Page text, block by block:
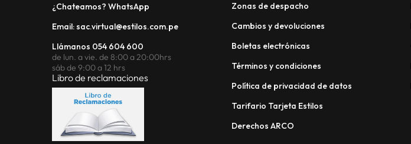
¿Chateamos? WhatsApp
Email: sac.virtual@estilos.com.pe
Llámanos 054 604 600
de lun. a vie. de 8:00 a 20:00hrs
sáb de 9:00 a 12 hrs
Libro de reclamaciones
Zonas de despacho
Cambios y devoluciones
Boletas electrónicas
Términos y condiciones
Política de privacidad de datos
Tarifario Tarjeta Estilos
Derechos ARCO